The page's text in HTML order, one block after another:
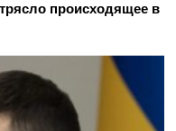
происходящее в